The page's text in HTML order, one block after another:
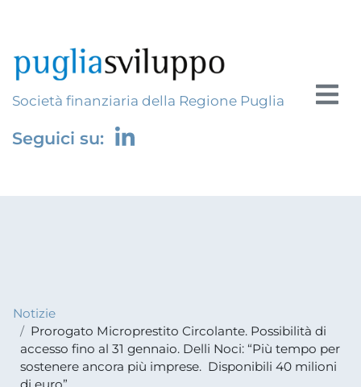
Società finanziaria della Regione Puglia
Seguici su:
Notizie
Prorogato Microprestito Circolante. Possibilità di
accesso fino al 31 gennaio. Delli Noci: “Più tempo per
sostenere ancora più imprese. Disponibili 40 milioni